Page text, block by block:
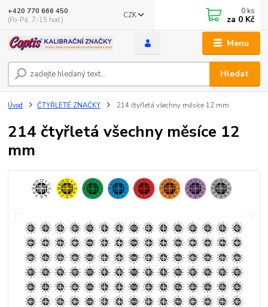
Menu
CZK
Hledat
+420 770 666 450
(Po-Pá, 7-15 hod.)
0 ks
za 0 Kč
Úvod ČTYŘLETÉ ZNAČKY 214 čtyřletá všechny měsíce 12 mm
214 čtyřletá všechny měsíce 12
mm